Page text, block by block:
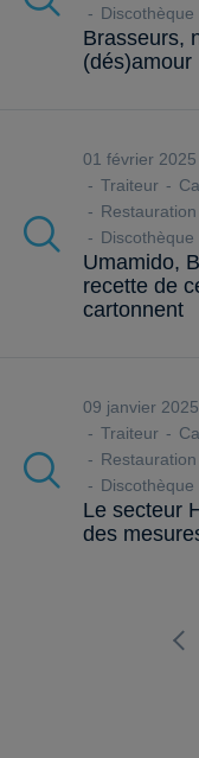
Discothèque
Brasseurs,
(dés)amour
01 février 2025
Traiteur
Discothèque
Umamido,
recette de
cartonnent
09 janvier 2025
Traiteur
Discothèque
Le secteur
des